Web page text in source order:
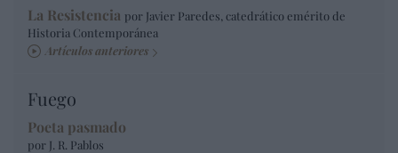
La Resistencia por Javier Paredes, catedrático emérito de
Historia Contemporánea
Artículos anteriores
Fuego
Poeta pasmado
por J. R. Pablos